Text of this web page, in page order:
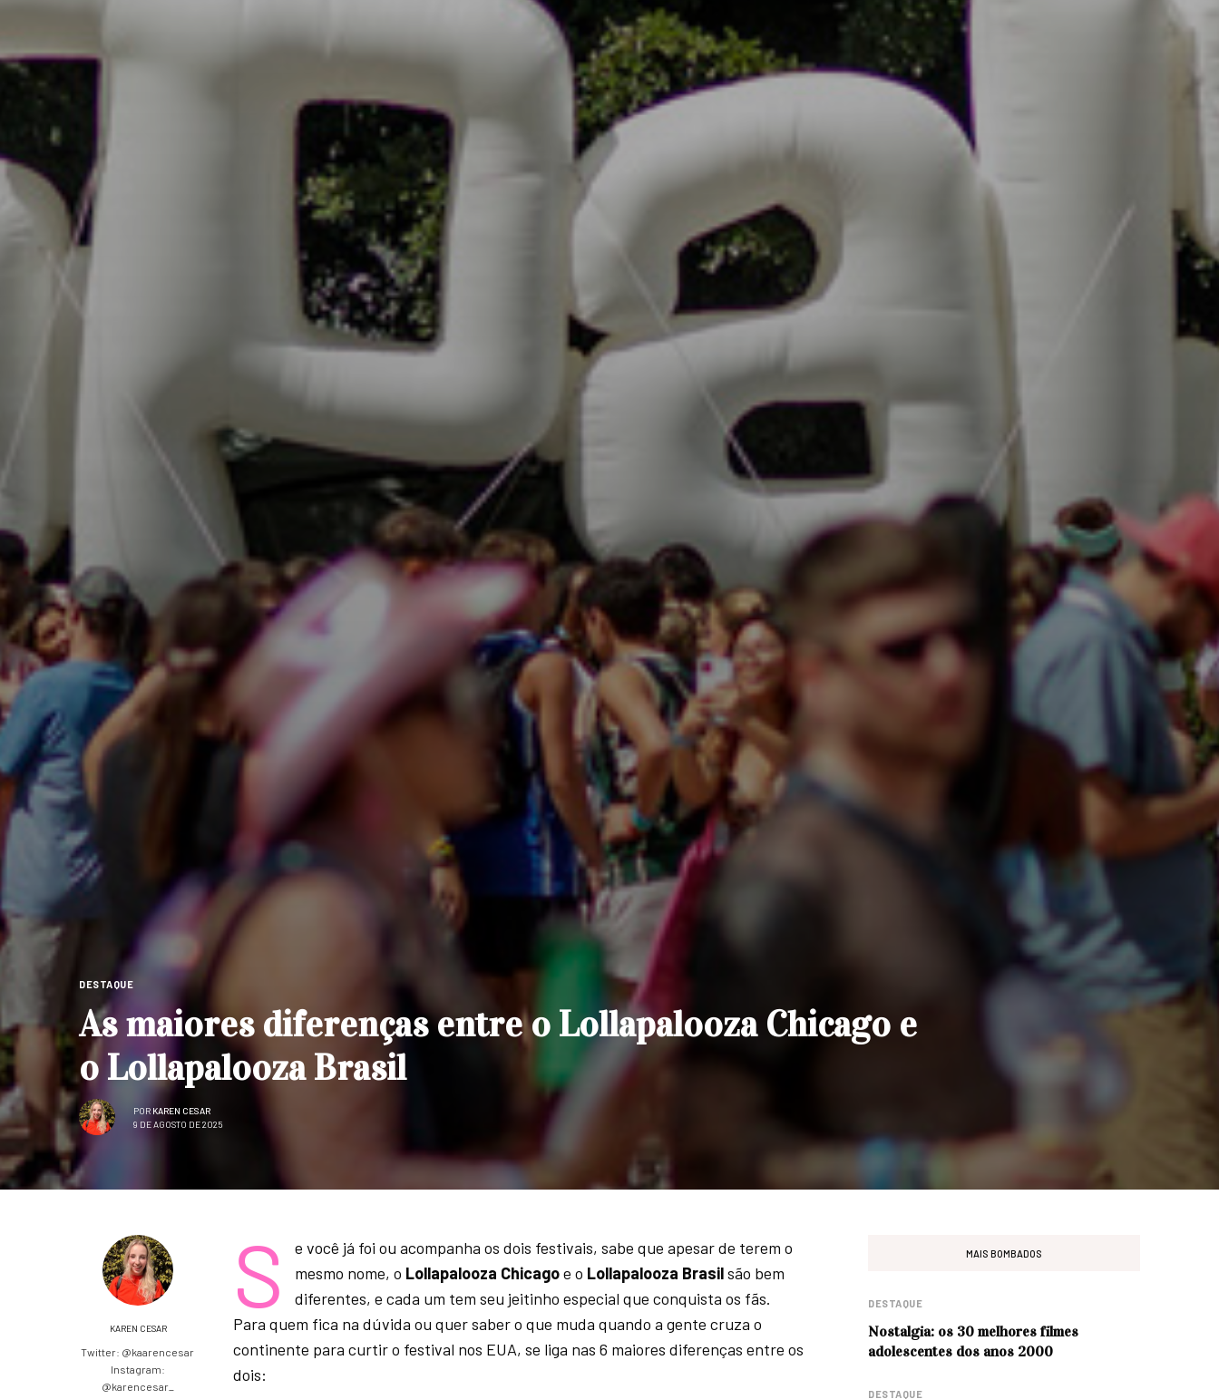
DESTAQUE
As maiores diferenças entre o Lollapalooza Chicago e
o Lollapalooza Brasil
POR KAREN CESAR
9 DE AGOSTO DE 2025
KAREN CESAR
Twitter: @kaarencesar
Instagram:
@karencesar_
S
e você já foi ou acompanha os dois festivais, sabe que apesar de terem o
mesmo nome, o Lollapalooza Chicagoe o Lollapalooza Brasilsão bem
diferentes, e cada um tem seu jeitinho especial que conquista os fãs.
Para quem fica na dúvida ou quer saber o que muda quando a gente cruza o
continente para curtir o festival nos EUA, se liga nas 6 maiores diferenças entre os
dois:
MAIS BOMBADOS
DESTAQUE
Nostalgia: os 30 melhores filmes
adolescentes dos anos 2000
DESTAQUE